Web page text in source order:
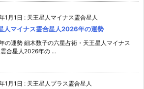
1月1日 : 天王星人マイナス霊合星人
人マイナス霊合星人2026年の運勢
の運勢 細木数子の六星占術・天王星人マイナス
霊合星人2026年の ...
1月1日 : 天王星人プラス霊合星人